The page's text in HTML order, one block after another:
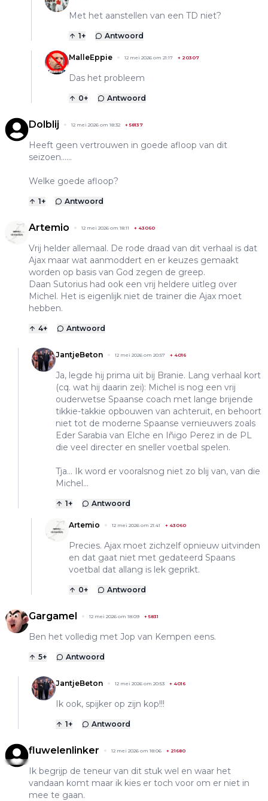
Met het aanstellen van een TD niet?
1+ Antwoord
MalleEppie 12 mei 2026 om 21:17 + 20307
Das het probleem
0+ Antwoord
Dolblij 12 mei 2026 om 18:32 + 58137
Heeft geen vertrouwen in goede afloop van dit
seizoen......
Welke goede afloop?
1+ Antwoord
Artemio 12 mei 2026 om 18:11 + 43060
Vrij helder allemaal. De rode draad van dit verhaal is dat
Ajax maar wat aanmoddert en er keuzes gemaakt
worden op basis van God zegen de greep.
Daan Sutorius had ook een vrij heldere uitleg over
Michel. Het is eigenlijk niet de trainer die Ajax moet
hebben.
4+ Antwoord
JantjeBeton 12 mei 2026 om 20:57 + 4016
Ja, legde hij prima uit bij Branie. Lang verhaal kort
(cq. wat hij daarin zei): Michel is nog een vrij
ouderwetse Spaanse coach met lange brijende
tikkie-takkie opbouwen van achteruit, en behoort
niet tot de moderne Spaanse vernieuwers zoals
Eder Sarabia van Elche en Iñigo Perez in de PL
die veel directer en sneller voetbal spelen.
Tja... Ik word er vooralsnog niet zo blij van, van die
Michel...
1+ Antwoord
Artemio 12 mei 2026 om 21:41 + 43060
Precies. Ajax moet zichzelf opnieuw uitvinden
en dat gaat niet met gedateerd Spaans
voetbal dat allang is lek geprikt.
0+ Antwoord
Gargamel 12 mei 2026 om 18:09 + 5831
Ben het volledig met Jop van Kempen eens.
5+ Antwoord
JantjeBeton 12 mei 2026 om 20:53 + 4016
Ik ook, spijker op zijn kop!!!
1+ Antwoord
fluwelenlinker 12 mei 2026 om 18:06 + 21680
Ik begrijp de teneur van dit stuk wel en waar het
vandaan komt maar ik kies er toch voor om er niet in
mee te gaan.